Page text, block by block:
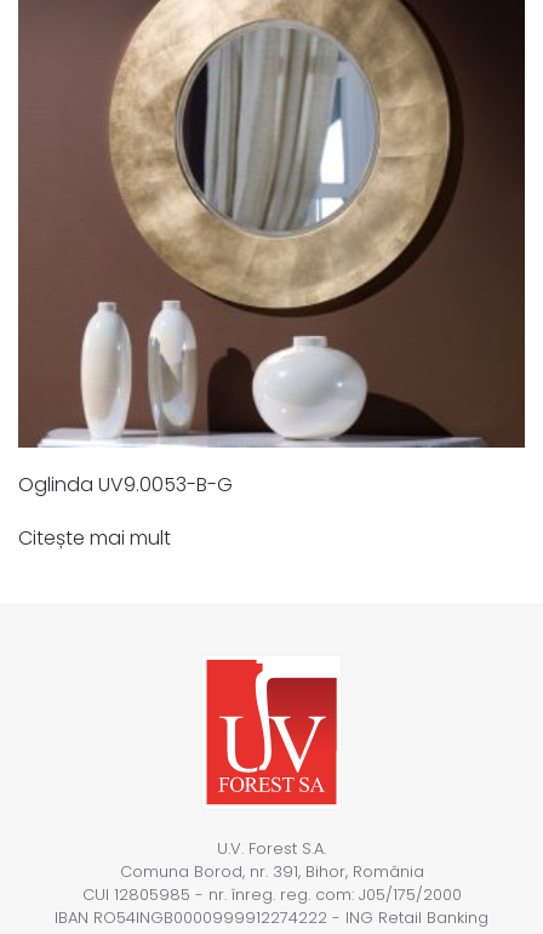
Oglinda UV9.0053-B-G
Citește mai mult
U.V. Forest S.A.
Comuna Borod, nr. 391, Bihor, România
CUI 12805985 - nr. înreg. reg. com: J05/175/2000
IBAN RO54INGB0000999912274222 - ING Retail Banking